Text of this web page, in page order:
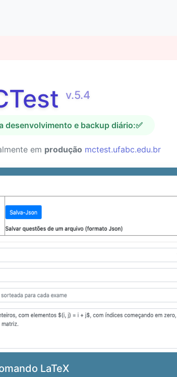
v.5.4
desenvolvimento e backup diário:✅
em produção mctest.ufabc.edu.br
LaTeX